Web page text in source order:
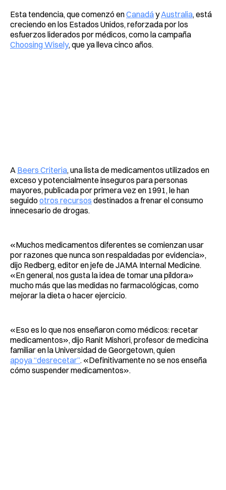
Esta tendencia, que comenzó enCanadáyAustralia, está
creciendo en los Estados Unidos, reforzada por los
esfuerzos liderados por médicos, como la campaña
Choosing Wisely, que ya lleva cinco años.
A Beers Criteria, una lista de medicamentos utilizados en
exceso y potencialmente inseguros para personas
mayores, publicada por primera vez en 1991, le han
seguido otros recursos destinados a frenar el consumo
innecesario de drogas.
«Muchos medicamentos diferentes se comienzan usar
por razones que nunca son respaldadas por evidencia»,
dijo Redberg, editor en jefe de JAMA Internal Medicine.
«En general, nos gusta la idea de tomar una píldora»
mucho más que las medidas no farmacológicas, como
mejorar la dieta o hacer ejercicio.
«Eso es lo que nos enseñaron como médicos: recetar
medicamentos», dijo Ranit Mishori, profesor de medicina
familiar en la Universidad de Georgetown, quien
apoya “desrecetar”. «Definitivamente no se nos enseña
cómo suspender medicamentos».